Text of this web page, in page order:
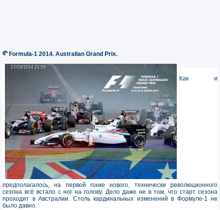
Formula-1 2014. Australian Grand Prix.
17/03/2014 21:55
17/03/2014 21:55
Как и
предполагалось, на первой гонке нового, технически революционного
сезона всё встало с ног на голову. Дело даже не в том, что старт сезона
проходит в Австралии. Столь кардинальных изменений в Формуле-1 не
было давно.